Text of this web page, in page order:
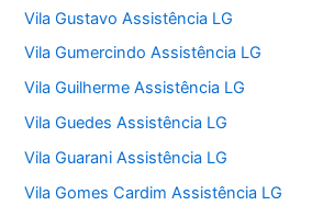
Vila Gustavo Assistência LG
Vila Gumercindo Assistência LG
Vila Guilherme Assistência LG
Vila Guedes Assistência LG
Vila Guarani Assistência LG
Vila Gomes Cardim Assistência LG